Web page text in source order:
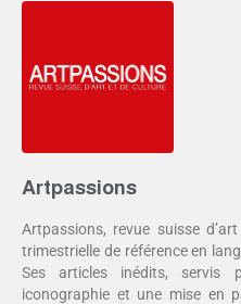
Artpassions
Artpassions, revue suisse
trimestrielle de référence en
Ses articles inédits, servis
iconographie et une mise en